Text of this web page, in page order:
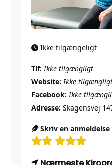
Ikke tilgængeligt
Tlf: Ikke tilgængligt
Website: Ikke
Facebook: Ikke
Adresse: Skagensvej
Skriv en anmeldelse